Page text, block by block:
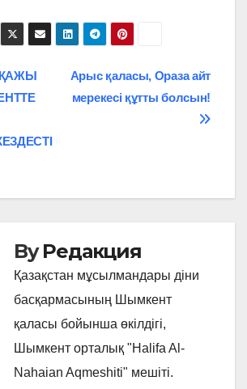
Арыс қаласы, Ораза айт
мерекесі құтты болсын!
ҚАЖЫ
ByРедакция
Қазақстан мұсылмандары діни
басқармасының Шымкент
қаласы бойынша өкілдігі,
Шымкент орталық "Halifa Al-
Nahaian Aqmeshiti" мешіті.